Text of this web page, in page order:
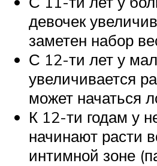
девочек
заметен набор
С 12-ти лет у
увеличивается
может начаться
К 12-ти годам у
начинают расти
интимной зоне